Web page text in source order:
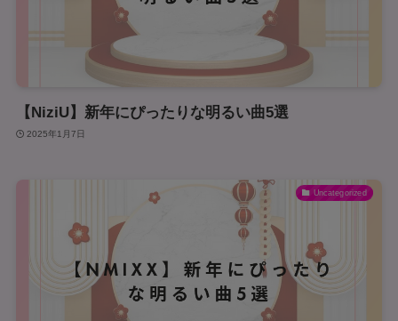
【NiziU】新年にぴったりな明るい曲5選
2025年1月7日
Uncategorized